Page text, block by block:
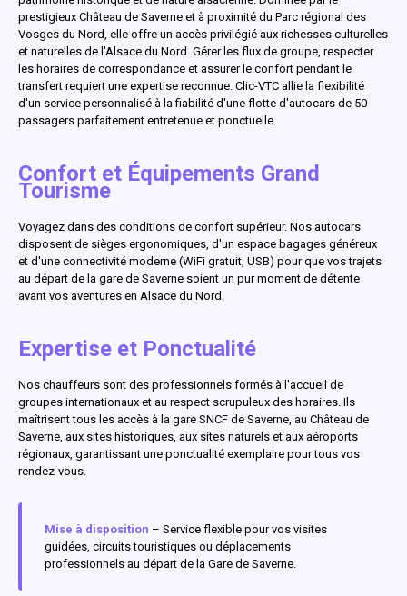
prestigieux Château de Saverne et à proximité du Parc régional des
Vosges du Nord, elle offre un accès privilégié aux richesses culturelles
et naturelles de l'Alsace du Nord. Gérer les flux de groupe, respecter
les horaires de correspondance et assurer le confort pendant le
transfert requiert une expertise reconnue. Clic-VTC allie la flexibilité
d'un service personnalisé à la fiabilité d'une flotte d'autocars de 50
passagers parfaitement entretenue et ponctuelle.
Confort et Équipements Grand
Tourisme
Voyagez dans des conditions de confort supérieur. Nos autocars
disposent de sièges ergonomiques, d'un espace bagages généreux
et d'une connectivité moderne (WiFi gratuit, USB) pour que vos trajets
au départ de la gare de Saverne soient un pur moment de détente
avant vos aventures en Alsace du Nord.
Expertise et Ponctualité
Nos chauffeurs sont des professionnels formés à l'accueil de
groupes internationaux et au respect scrupuleux des horaires. Ils
maîtrisent tous les accès à la gare SNCF de Saverne, au Château de
Saverne, aux sites historiques, aux sites naturels et aux aéroports
régionaux, garantissant une ponctualité exemplaire pour tous vos
rendez-vous.
Mise à disposition – Service flexible pour vos visites
guidées, circuits touristiques ou déplacements
professionnels au départ de la Gare de Saverne.